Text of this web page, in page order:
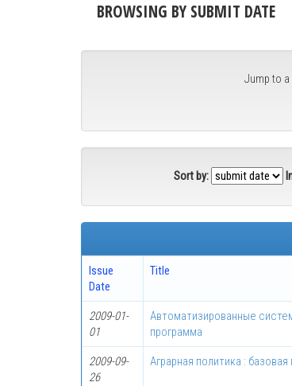
BROWSING BY SUBMIT DATE
Jump to
Sort by:
Issue
Date
Title
2009-01-
01
Автоматизированные
программа
2009-09-
26
Аграрная политика :